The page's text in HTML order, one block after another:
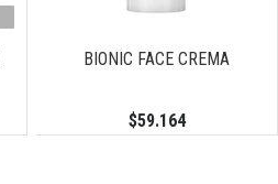
BIONIC FACE CREMA
$59.164